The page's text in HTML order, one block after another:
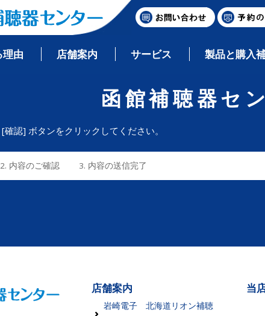
由 店舗案内 サービス 製品と購入
函館補聴器セ
認] ボタンをクリックしてください。
2. 内容のご確認 3. 内容の送信完了
店舗案内
岩崎電子 北海道リオン補聴
当